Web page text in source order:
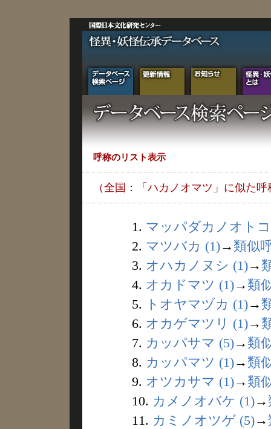
呼称のリスト表示
（全国：「ハカノオマツ」に似た呼
1. マッパダカノオト
2. マツバカ (1)→ 類似
3. オハカノヌシ (1)→
4. オカドマツ (1)→ 類
5.
トオヤマヅカ (1)→
6. オカゲマツリ (1)→
7. カッパサマ (5)→ 類
8. カッパマツ (1)→ 類
9. オツカサマ (1)→ 類
10. カメノオバケ (1)→
11. カミノオツゲ (5)→